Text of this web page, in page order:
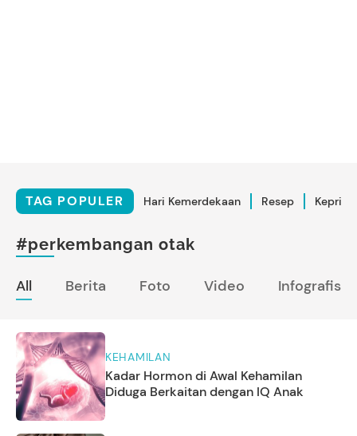
TAG POPULER Hari Kemerdekaan Resep
#perkembangan otak
All Berita Foto Video Infografis
KEHAMILAN
Kadar Hormon di Awal Kehamilan
Diduga Berkaitan dengan IQ Anak